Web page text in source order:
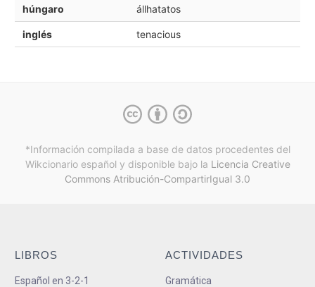
húngaro állhatatos
inglés tenacious
*Información compilada a base de datos procedentes del
Wikcionario español y disponible bajo la Licencia Creative
Commons Atribución-CompartirIgual 3.0
LIBROS
Español en 3-2-1
ACTIVIDADES
Gramática